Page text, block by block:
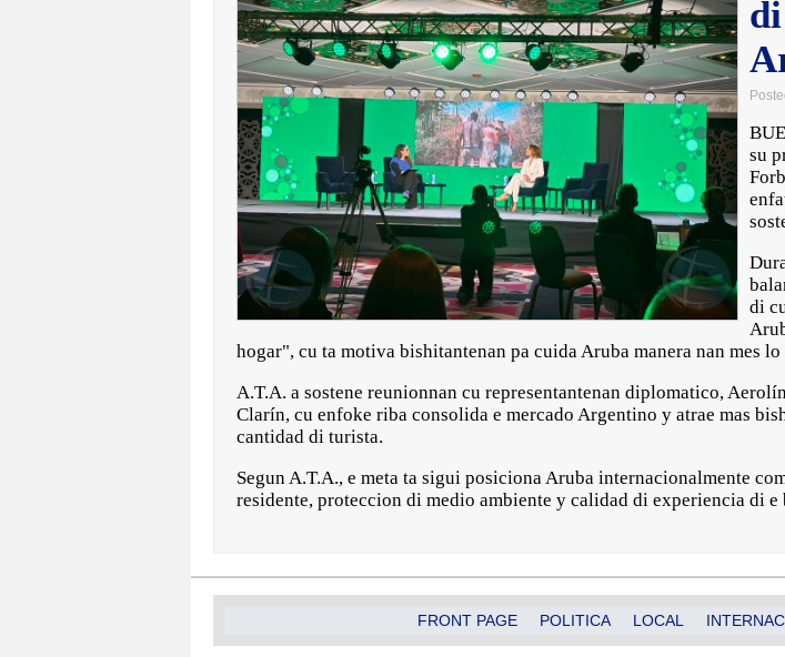
su
di
hogar", cu ta motiva bishitantenan pa cuida Aruba manera nan mes
A.T.A. a sostene reunionnan cu representantenan diplomatico,
Clarín, cu enfoke riba consolida e mercado Argentino y atrae mas
cantidad di turista.
Segun A.T.A., e meta ta sigui posiciona Aruba internacionalmente
residente, proteccion di medio ambiente y calidad di experiencia di e
FRONT PAGE POLITICA LOCAL